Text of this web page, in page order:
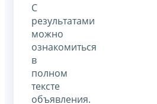
С
результатами
можно
ознакомиться
в
полном
тексте
объявления.